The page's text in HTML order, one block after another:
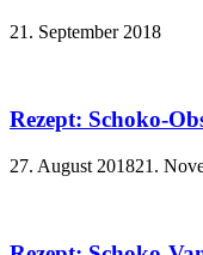
21. September 2018
Rezept: Schoko-
27. August 201821.